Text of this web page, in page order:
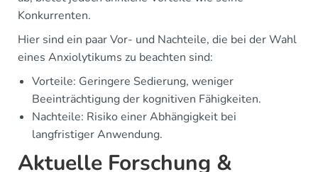
Konkurrenten.
Hier sind ein paar Vor- und Nachteile, die bei der Wahl
eines Anxiolytikums zu beachten sind:
Vorteile: Geringere Sedierung, weniger
Beeinträchtigung der kognitiven Fähigkeiten.
Nachteile: Risiko einer Abhängigkeit bei
langfristiger Anwendung.
Aktuelle Forschung &